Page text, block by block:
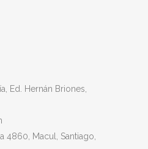
Ed. Hernán Briones,
4860, Macul
, Santiago,